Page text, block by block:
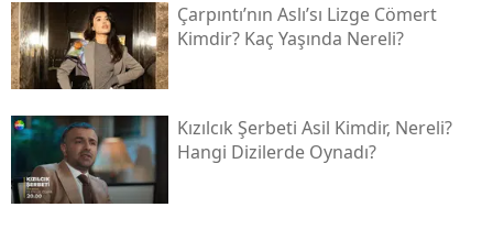
Çarpıntı’nın Aslı’sı Lizge Cömert
Kimdir? Kaç Yaşında Nereli?
Kızılcık Şerbeti Asil Kimdir, Nereli?
Hangi Dizilerde Oynadı?